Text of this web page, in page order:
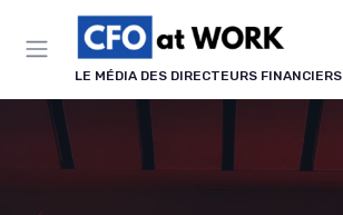
LE MÉDIA DES DIRECTEURS FINANCIERS
Panneau de gestion des cookies